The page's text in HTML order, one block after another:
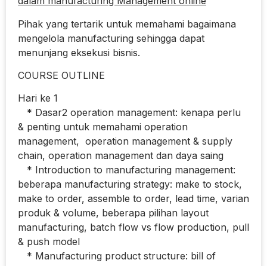
Pihak yang tertarik untuk memahami bagaimana
mengelola manufacturing sehingga dapat
menunjang eksekusi bisnis.
COURSE OUTLINE
Hari ke 1
* Dasar2 operation management: kenapa perlu
& penting untuk memahami operation
management, operation management & supply
chain, operation management dan daya saing
* Introduction to manufacturing management:
beberapa manufacturing strategy: make to stock,
make to order, assemble to order, lead time, varian
produk & volume, beberapa pilihan layout
manufacturing, batch flow vs flow production, pull
& push model
* Manufacturing product structure: bill of